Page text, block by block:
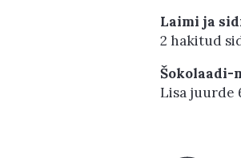
Laimi ja
2 hakitud
Šokolaadi-
Lisa juurde